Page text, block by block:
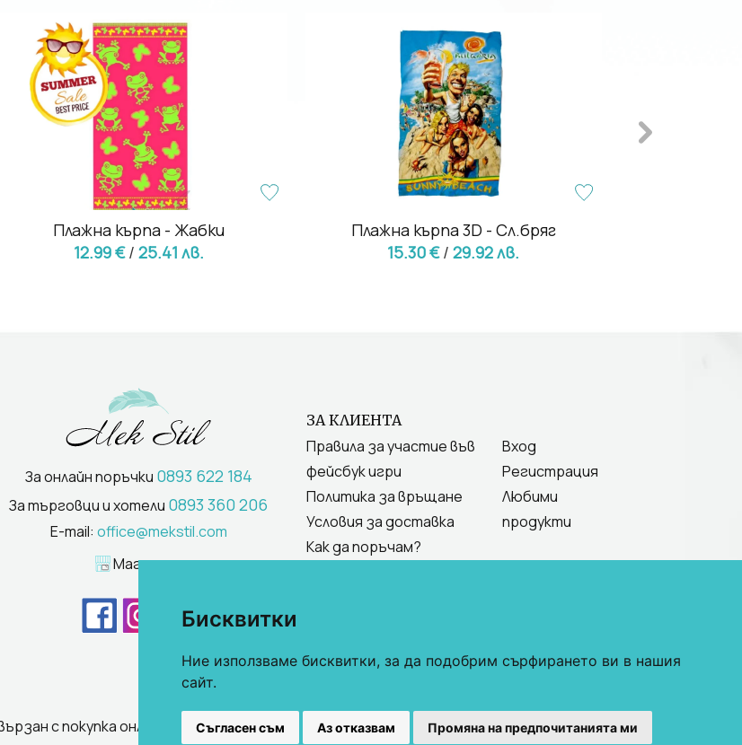
Бисквитки
Ние използваме бисквитки, за да подобрим сърфирането ви в нашия
сайт.
Съгласен съм Аз отказвам Промяна на предпочитанията ми
Плажна кърпа - Жабки
12.99 €/ 25.41 лв.
Плажна кърпа 3D - Сл.бряг
15.30 €/ 29.92 лв.
За онлайн поръчки 0893 622 184
За търговци и хотели 0893 360 206
E-mail: office@mekstil.com
Магазини
ЗА КЛИЕНТА
Правила за участие във
фейсбук игри
Политика за връщане
Условия за доставка
Как да поръчам?
Вход
Регистрация
Любими
продукти
с покупка онлайн, използвате "сайта ОРС"